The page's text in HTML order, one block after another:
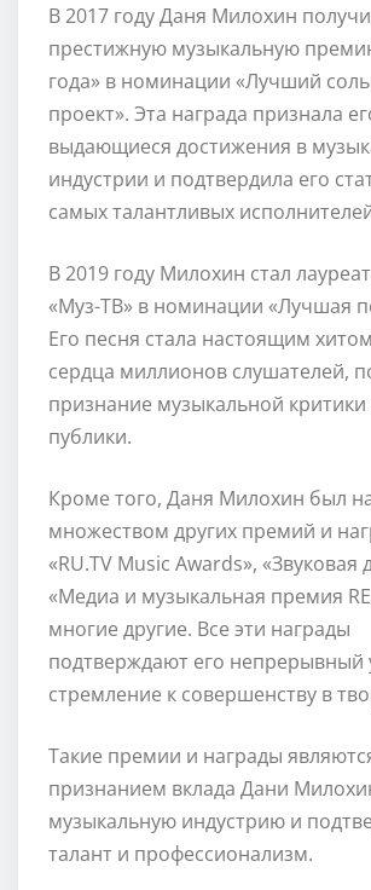
В 2017 году Даня Милохин
престижную музыкальную
года» в номинации «Лучший
проект». Эта награда признала
выдающиеся достижения в
индустрии и подтвердила его
самых талантливых
В 2019 году Милохин стал
«Муз-ТВ» в номинации «Лучшая
Его песня стала настоящим
сердца миллионов слушателей,
признание музыкальной
публики.
Кроме того, Даня Милохин был
множеством других премий и
«RU.TV Music Awards», «Звуковая
«Медиа и музыкальная премия
многие другие. Все эти награды
подтверждают его непрерывный
стремление к совершенству в
Такие премии и награды
признанием вклада Дани
музыкальную индустрию и
талант и профессионализм.